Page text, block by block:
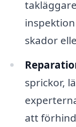
skador
sprickor,
att